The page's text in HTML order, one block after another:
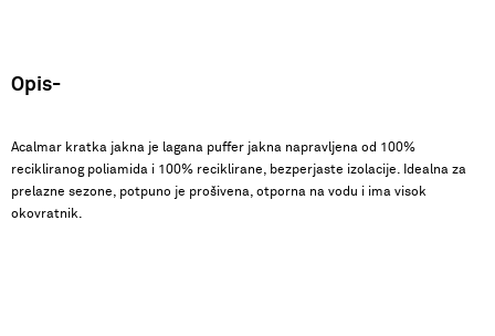
Opis
Acalmar kratka jakna je lagana puffer jakna napravljena od 100%
recikliranog poliamida i 100% reciklirane, bezperjaste izolacije. Idealna za
prelazne sezone, potpuno je prošivena, otporna na vodu i ima visok
okovratnik.